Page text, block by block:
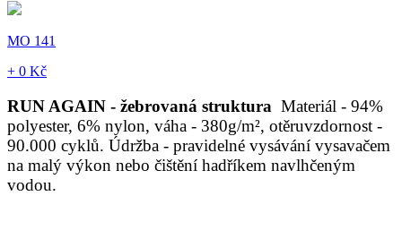
MO 141
+ 0 Kč
RUN AGAIN - žebrovaná struktura Materiál - 94%
polyester, 6% nylon, váha - 380g/m², otěruvzdornost -
90.000 cyklů. Údržba - pravidelné vysávání vysavačem
na malý výkon nebo čištění hadříkem navlhčeným
vodou.